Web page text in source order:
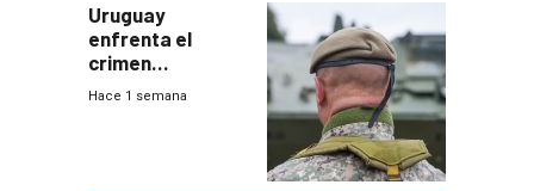
Uruguay
enfrenta el
crimen
organizado con
Hace 1 semana